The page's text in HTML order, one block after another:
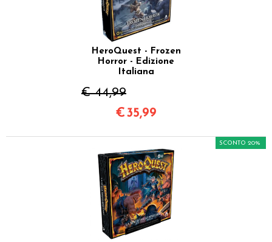
HeroQuest - Frozen
Horror - Edizione
Italiana
€ 44,99
€35,99
SCONTO 20%